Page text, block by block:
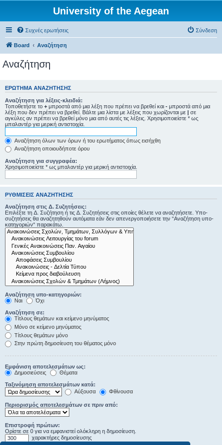
University of the Aegean
Συχνές ερωτήσεις Σύνδεση
Board Αναζήτηση
Αναζήτηση
ΕΡΏΤΗΜΑ ΑΝΑΖΉΤΗΣΗΣ
Αναζήτηση για λέξεις-κλειδιά:
Τοποθετήστε το + μπροστά από μια λέξη που πρέπει να βρεθεί και - μπροστά από μια
λέξη που δεν πρέπει να βρεθεί. Βάλτε μια λίστα με λέξεις που χωρίζονται με | σε
αγκύλες αν πρέπει να βρεθεί μόνο μια από αυτές τις λέξεις. Χρησιμοποιείστε * ως
μπαλαντέρ για μερική αντιστοιχία.
Αναζήτηση όλων των όρων ή του ερωτήματος όπως εισήχθη
Αναζήτηση οποιουδήποτε όρου
Αναζήτηση για συγγραφέα:
Χρησιμοποιείστε * ως μπαλαντέρ για μερική αντιστοιχία.
ΡΥΘΜΊΣΕΙΣ ΑΝΑΖΉΤΗΣΗΣ
Αναζήτηση στις Δ. Συζητήσεις:
Επιλέξτε τη Δ. Συζήτηση ή τις Δ. Συζητήσεις στις οποίες θέλετε να αναζητήσετε. Υπο-
συζητήσεις θα αναζητηθούν αυτόματα εάν δεν απενεργοποιήσετε την “Αναζήτηση υπο-
κατηγοριών“ παρακάτω.
Αναζήτηση υπο-κατηγοριών:
Ναι
Όχι
Αναζήτηση σε:
Τίτλους θεμάτων και κείμενο μηνύματος
Μόνο σε κείμενο μηνύματος
Τίτλους θεμάτων μόνο
Στην πρώτη δημοσίευση του θέματος μόνο
Εμφάνιση αποτελεσμάτων ως:
Δημοσιεύσεις
Θέματα
Ταξινόμηση αποτελεσμάτων κατά:
Αύξουσα
Φθίνουσα
Περιορισμός αποτελεσμάτων σε πριν από:
Επιστροφή πρώτων:
Ορίστε σε 0 για να εμφανιστεί ολόκληρη η δημοσίευση.
χαρακτήρες δημοσίευσης